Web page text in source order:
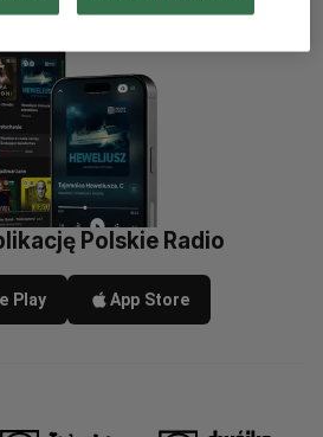
Polskie Radio
Play App Store